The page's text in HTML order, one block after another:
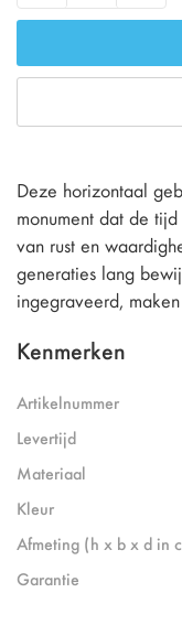
Deze horizontaal
monument dat de
van rust en
generaties lang
ingegraveerd,
Kenmerken
Artikelnummer
Levertijd
Materiaal
Kleur
Afmeting (h x b x d in
Garantie